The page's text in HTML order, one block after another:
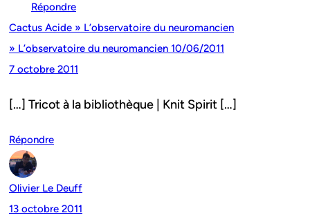
Répondre
Cactus Acide » L’observatoire du neuromancien
» L’observatoire du neuromancien 10/06/2011
7 octobre 2011
[…] Tricot à la bibliothèque | Knit Spirit […]
Répondre
Olivier Le Deuff
13 octobre 2011